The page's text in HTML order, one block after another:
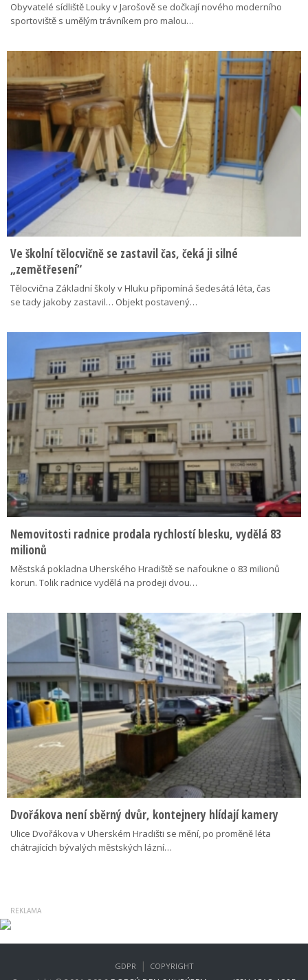
Obyvatelé sídliště Louky v Jarošově se dočkají nového moderního
sportoviště s umělým trávníkem pro malou…
Ve školní tělocvičně se zastavil čas, čeká ji silné
„zemětřesení“
Tělocvična Základní školy v Hluku připomíná šedesátá léta, čas
se tady jakoby zastavil… Objekt postavený…
Nemovitosti radnice prodala rychlostí blesku, vydělá 83
milionů
Městská pokladna Uherského Hradiště se nafoukne o 83 milionů
korun. Tolik radnice vydělá na prodeji dvou…
Dvořákova není sběrný dvůr, kontejnery hlídají kamery
Ulice Dvořákova v Uherském Hradišti se mění, po proměně léta
chátrajících bývalých městských lázní…
GDPR | COPYRIGHT